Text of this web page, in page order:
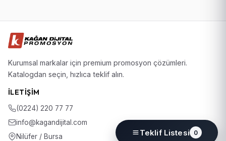
Kurumsal markalar için premium promosyon çözümleri.
Katalogdan seçin, hızlıca teklif alın.
İLETIŞIM
(0224) 220 77 77
info@kagandijital.com
Nilüfer / Bursa
Teklif Listesi 0